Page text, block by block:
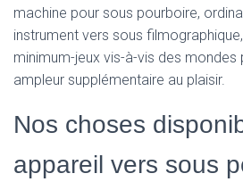
machine pour sous pourboire,
instrument vers sous
minimum-jeux vis-à-vis des mondes
ampleur supplémentaire au plaisir.
Nos choses
appareil vers sous